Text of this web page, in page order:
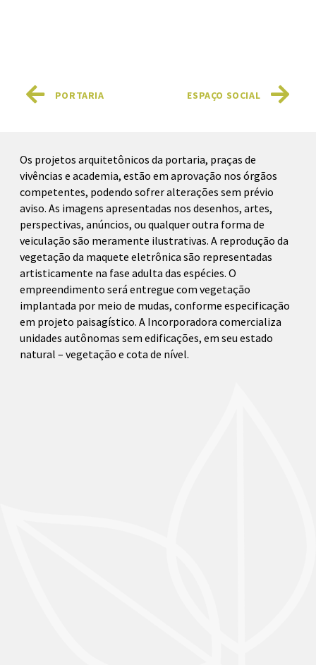
PORTARIA ESPAÇO SOCIAL
Os projetos arquitetônicos da portaria, praças de
vivências e academia, estão em aprovação nos órgãos
competentes, podendo sofrer alterações sem prévio
aviso. As imagens apresentadas nos desenhos, artes,
perspectivas, anúncios, ou qualquer outra forma de
veiculação são meramente ilustrativas. A reprodução da
vegetação da maquete eletrônica são representadas
artisticamente na fase adulta das espécies. O
empreendimento será entregue com vegetação
implantada por meio de mudas, conforme especificação
em projeto paisagístico. A Incorporadora comercializa
unidades autônomas sem edificações, em seu estado
natural – vegetação e cota de nível. ​